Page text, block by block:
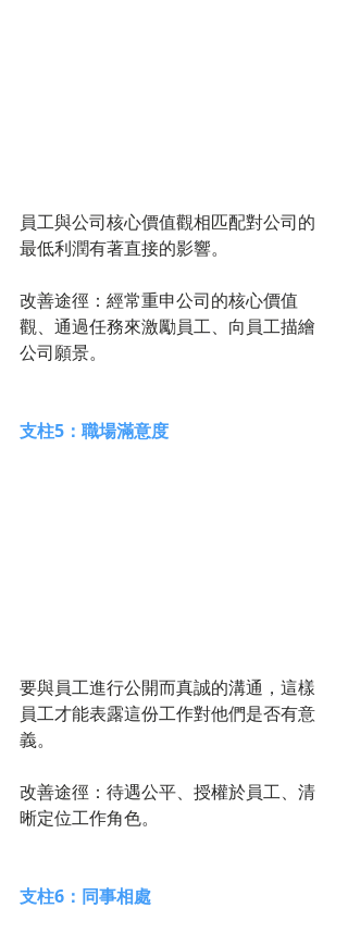
員工與公司核心價值觀相匹配對公司的
最低利潤有著直接的影響。
改善途徑：經常重申公司的核心價值
觀、通過任務來激勵員工、向員工描繪
公司願景。
支柱5：職場滿意度
要與員工進行公開而真誠的溝通，這樣
員工才能表露這份工作對他們是否有意
義。
改善途徑：待遇公平、授權於員工、清
晰定位工作角色。
支柱6：同事相處